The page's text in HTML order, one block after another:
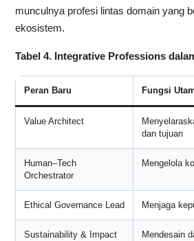
munculnya profesi lintas domain yang
ekosistem.
Tabel 4. Integrative Professions
Peran Baru Fungsi
Value Architect
dan tujuan
Human–Tech
Orchestrator
Mengelola
Ethical Governance Lead Menjaga
Sustainability & Impact
Mendesain